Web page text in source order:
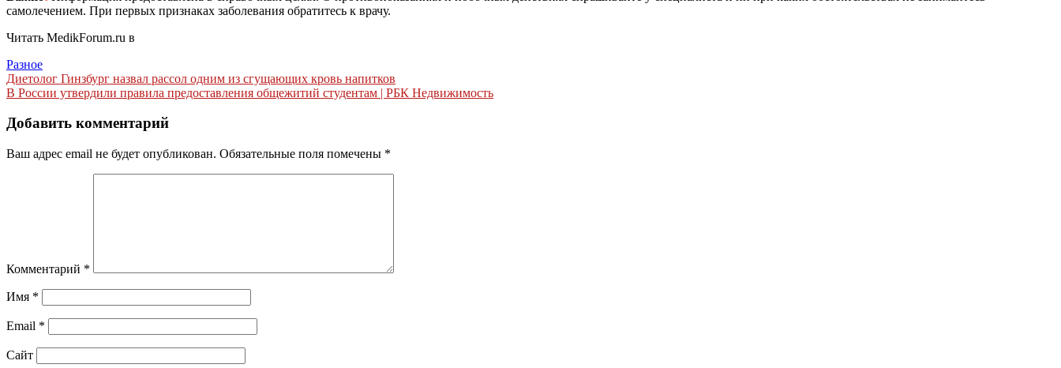
самолечением. При первых признаках заболевания обратитесь к врачу.
Читать MedikForum.ru в
Разное
Навигация
по
записям
Диетолог Гинзбург назвал рассол одним из сгущающих кровь напитков
В России утвердили правила предоставления общежитий студентам | РБК Недвижимость
Добавить комментарий
Ваш адрес email не будет опубликован. Обязательные поля помечены *
Комментарий *
Имя *
Email *
Сайт